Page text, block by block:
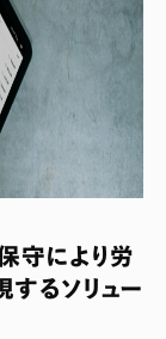
守により労
るソリュー